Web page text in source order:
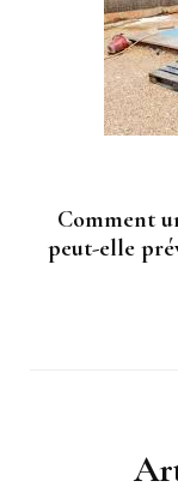
Comment
peut-elle